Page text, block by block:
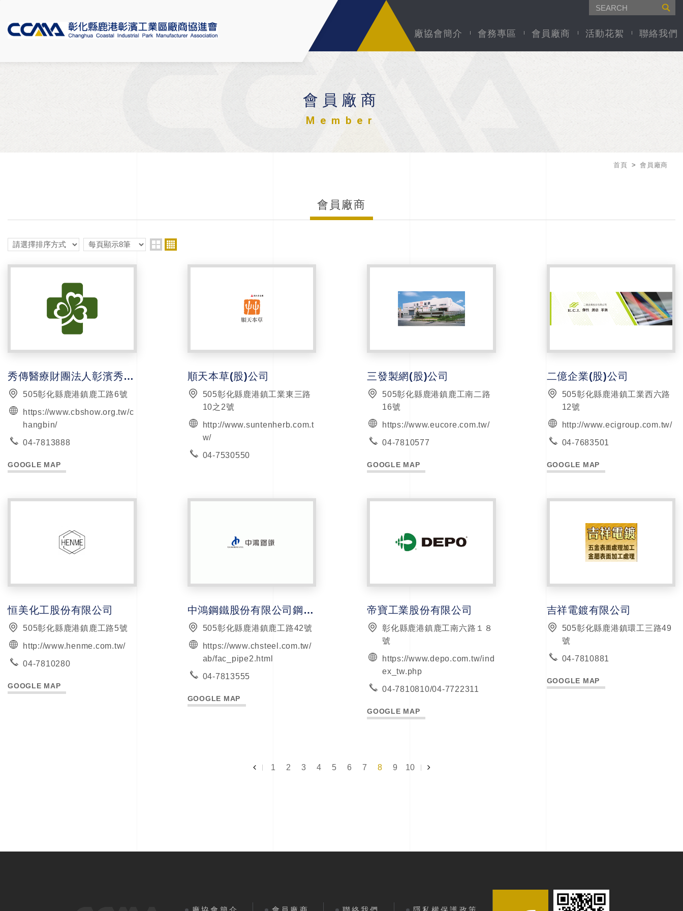
廠協會簡介 會務專區 會員廠商 活動花絮 聯絡我們
會員廠商
Member
首頁 會員廠商
會員廠商
秀傳醫療財團法人彰濱秀傳紀念醫院
505彰化縣鹿港鎮鹿工路6號
https://www.cbshow.org.tw/c
hangbin/
04-7813888
GOOGLE MAP
順天本草(股)公司
505彰化縣鹿港鎮工業東三路
10之2號
http://www.suntenherb.com.t
w/
04-7530550
三發製網(股)公司
505彰化縣鹿港鎮鹿工南二路
16號
https://www.eucore.com.tw/
04-7810577
GOOGLE MAP
二億企業(股)公司
505彰化縣鹿港鎮工業西六路
12號
http://www.ecigroup.com.tw/
04-7683501
GOOGLE MAP
恒美化工股份有限公司
505彰化縣鹿港鎮鹿工路5號
http://www.henme.com.tw/
04-7810280
GOOGLE MAP
中鴻鋼鐵股份有限公司鋼管廠鹿港分廠
505彰化縣鹿港鎮鹿工路42號
https://www.chsteel.com.tw/
ab/fac_pipe2.html
04-7813555
GOOGLE MAP
帝寶工業股份有限公司
彰化縣鹿港鎮鹿工南六路１８
號
https://www.depo.com.tw/ind
ex_tw.php
04-7810810/04-7722311
GOOGLE MAP
吉祥電鍍有限公司
505彰化縣鹿港鎮環工三路49
號
04-7810881
GOOGLE MAP
1 2 3 4 5 6 7 8 9 10